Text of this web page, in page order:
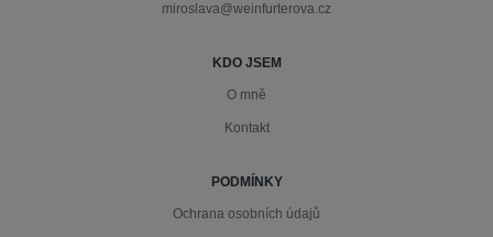
miroslava@weinfurterova.cz
KDO JSEM
O mně
Kontakt
PODMÍNKY
Ochrana osobních údajů